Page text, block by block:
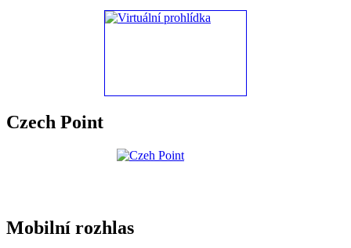
Czech Point
Mobilní rozhlas